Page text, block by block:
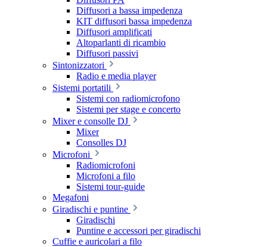
Diffusori a bassa impedenza
KIT diffusori bassa impedenza
Diffusori amplificati
Altoparlanti di ricambio
Diffusori passivi
Sintonizzatori
Radio e media player
Sistemi portatili
Sistemi con radiomicrofono
Sistemi per stage e concerto
Mixer e consolle DJ
Mixer
Consolles DJ
Microfoni
Radiomicrofoni
Microfoni a filo
Sistemi tour-guide
Megafoni
Giradischi e puntine
Giradischi
Puntine e accessori per giradischi
Cuffie e auricolari a filo